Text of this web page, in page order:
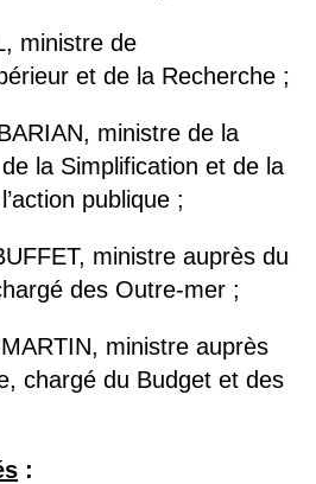
ministre de
et de la Recherche ;
ministre de la
la Simplification et de la
publique ;
ministre auprès du
des Outre-mer ;
ministre auprès
chargé du Budget et des
: